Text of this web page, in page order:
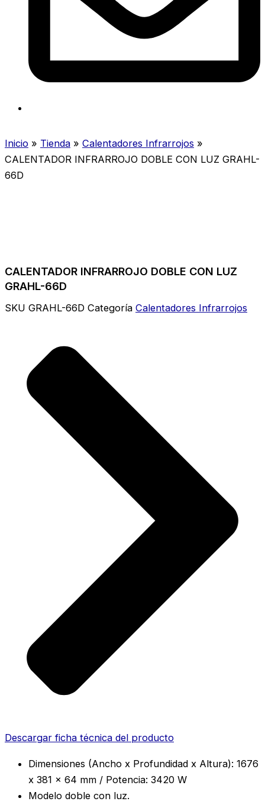
Inicio » Tienda » Calentadores Infrarrojos »
CALENTADOR INFRARROJO DOBLE CON LUZ GRAHL-
66D
CALENTADOR INFRARROJO DOBLE CON LUZ
GRAHL-66D
SKU GRAHL-66D Categoría Calentadores Infrarrojos
Descargar ficha técnica del producto
Dimensiones (Ancho x Profundidad x Altura): 1676
x 381 x 64 mm / Potencia: 3420 W
Modelo doble con luz.